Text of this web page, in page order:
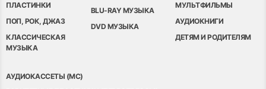
ПЛАСТИНКИ
ПОП, РОК, ДЖАЗ
КЛАССИЧЕСКАЯ
МУЗЫКА
BLU-RAY МУЗЫКА
DVD МУЗЫКА
МУЛЬТФИЛЬМЫ
АУДИОКНИГИ
ДЕТЯМ И РОДИТЕЛЯМ
АУДИОКАССЕТЫ (MC)